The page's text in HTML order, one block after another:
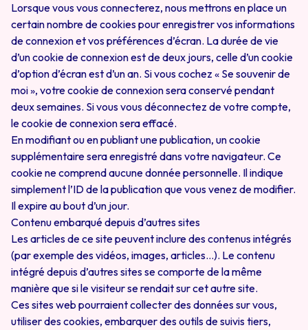
Lorsque vous vous connecterez, nous mettrons en place un
certain nombre de cookies pour enregistrer vos informations
de connexion et vos préférences d’écran. La durée de vie
d’un cookie de connexion est de deux jours, celle d’un cookie
d’option d’écran est d’un an. Si vous cochez « Se souvenir de
moi », votre cookie de connexion sera conservé pendant
deux semaines. Si vous vous déconnectez de votre compte,
le cookie de connexion sera effacé.
En modifiant ou en publiant une publication, un cookie
supplémentaire sera enregistré dans votre navigateur. Ce
cookie ne comprend aucune donnée personnelle. Il indique
simplement l’ID de la publication que vous venez de modifier.
Il expire au bout d’un jour.
Contenu embarqué depuis d’autres sites
Les articles de ce site peuvent inclure des contenus intégrés
(par exemple des vidéos, images, articles…). Le contenu
intégré depuis d’autres sites se comporte de la même
manière que si le visiteur se rendait sur cet autre site.
Ces sites web pourraient collecter des données sur vous,
utiliser des cookies, embarquer des outils de suivis tiers,